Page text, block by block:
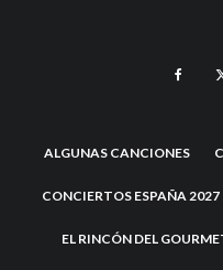
ALGUNAS CANCIONES
CONCIERTOS ESPAÑA 2027
EL RINCÓN DEL